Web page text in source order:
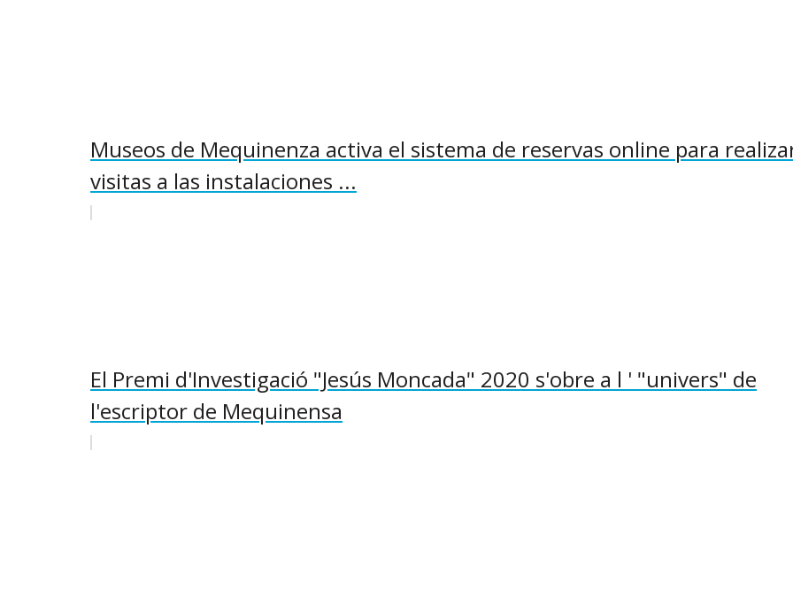
Museos de Mequinenza activa el sistema de reservas online para
visitas a las instalaciones ...
El Premi d'Investigació "Jesús Moncada" 2020 s'obre a l ' "univers" de
l'escriptor de Mequinensa